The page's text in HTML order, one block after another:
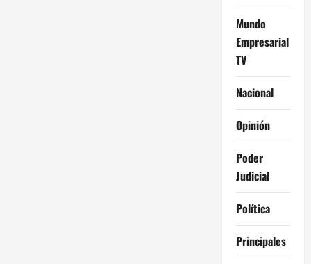
Mundo
Empresarial
TV
Nacional
Opinión
Poder
Judicial
Política
Principales